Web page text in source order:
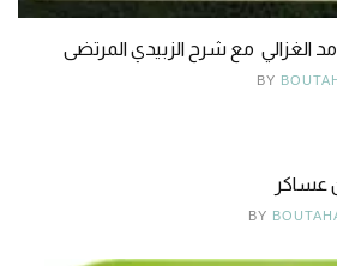
الغزالي مع شرح الزبيدي المرتضى
BY
عساكر
BY